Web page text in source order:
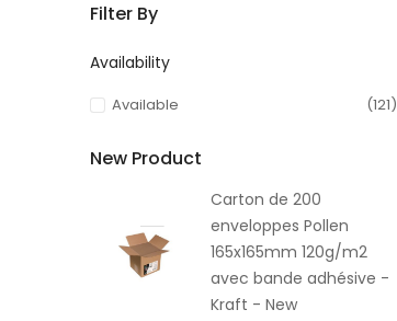
Filter By
Availability
Available (121)
New Product
Carton de 200
enveloppes Pollen
165x165mm 120g/m2
avec bande adhésive -
Kraft - New